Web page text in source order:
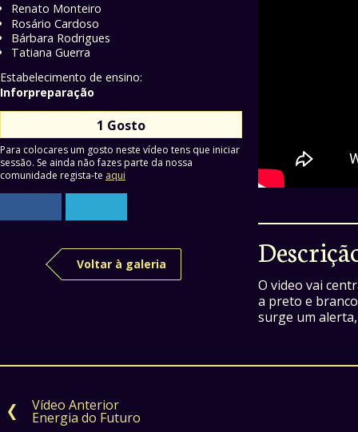
Renato Monteiro
Rosário Cardoso
Bárbara Rodrigues
Tatiana Guerra
Estabelecimento de ensino:
Inforpreparação
1 Gosto
Para colocares um gosto neste vídeo tens que iniciar
sessão. Se ainda não fazes parte da nossa
comunidade regista-te aqui
Voltar à galeria
O video vai
a preto e
surge um
Vídeo Anterior
Energia do Futuro